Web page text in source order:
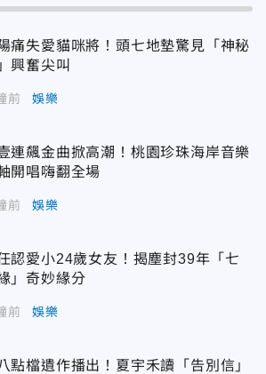
痛失愛貓咪將！頭七地墊驚見「神秘
興奮尖叫
前 娛樂
連飆金曲掀高潮！桃園珍珠海岸音樂
開唱嗨翻全場
前 娛樂
認愛小24歲女友！揭塵封39年「七
」奇妙緣分
前 娛樂
點檔遺作播出！夏宇禾讀「告別信」